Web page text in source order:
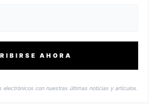
AHORA
con nuestras últimas noticias y artículos.